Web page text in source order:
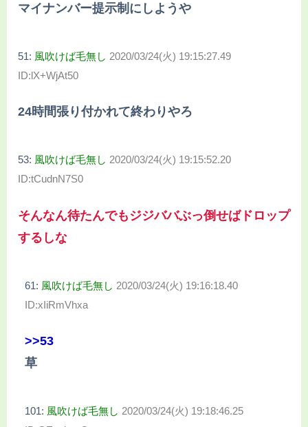
マイナンバー提示制にしようや
51: 風吹けば毛無し 2020/03/24(火) 19:15:27.49
ID:lX+WjAt50
24時間張り付かれて終わりやろ
53: 風吹けば毛無し 2020/03/24(火) 19:15:52.20
ID:tCudnN7S0
そんなん待たんでもジジババぶっ倒せばドロップ
するしな
61: 風吹けば毛無し 2020/03/24(火) 19:16:18.40
ID:xIiRmVhxa
>>53
草
101: 風吹けば毛無し 2020/03/24(火) 19:18:46.25